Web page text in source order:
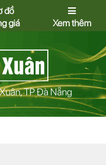
đồ
giá
Xem thêm
TP Đà Nẵng